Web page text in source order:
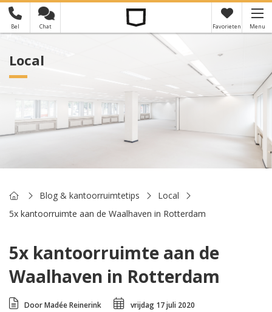
Bel Chat Favorieten Menu
Local
HomeBlog & kantoorruimtetips
Local
5x kantoorruimte aan de Waalhaven in Rotterdam
5x kantoorruimte aan de
Waalhaven in Rotterdam
Door Madée Reinerink vrijdag 17 juli 2020